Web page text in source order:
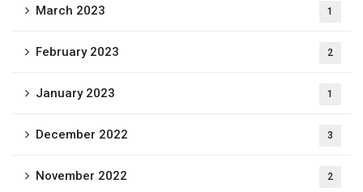
March 2023 1
February 2023 2
January 2023 1
December 2022 3
November 2022 2